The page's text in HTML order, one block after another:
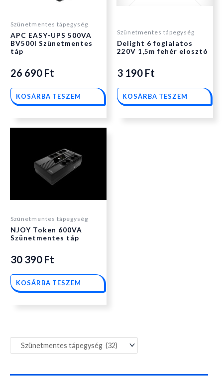
Szünetmentes tápegység
APC EASY-UPS 500VA
BV500I Szünetmentes
táp
26 690 Ft
KOSÁRBA TESZEM
Szünetmentes tápegység
Delight 6 foglalatos
220V 1,5m fehér elosztó
3 190 Ft
KOSÁRBA TESZEM
Szünetmentes tápegység
NJOY Token 600VA
Szünetmentes táp
30 390 Ft
KOSÁRBA TESZEM